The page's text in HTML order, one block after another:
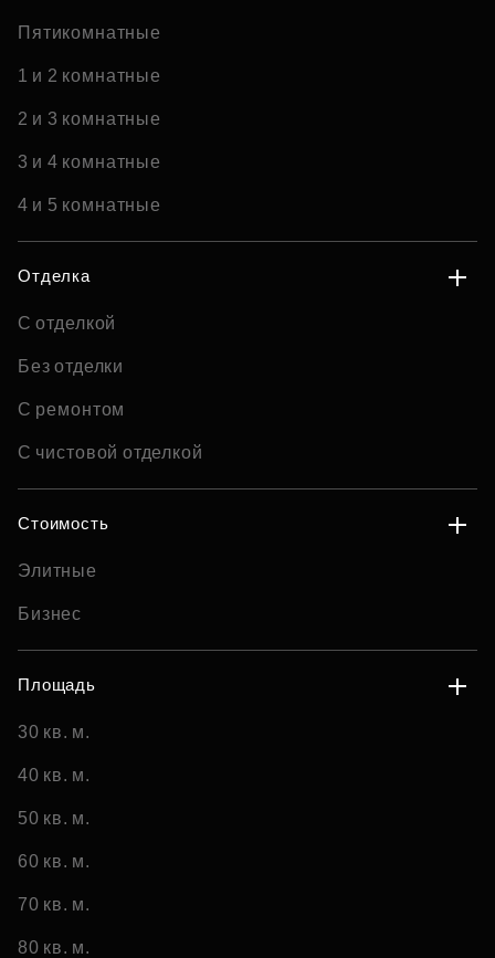
Пятикомнатные
1 и 2 комнатные
2 и 3 комнатные
3 и 4 комнатные
4 и 5 комнатные
Отделка
С отделкой
Без отделки
С ремонтом
С чистовой отделкой
Стоимость
Элитные
Бизнес
Площадь
30 кв. м.
40 кв. м.
50 кв. м.
60 кв. м.
70 кв. м.
80 кв. м.